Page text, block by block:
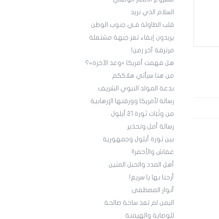
السلام الذي نريد
قلب الطاولة فـي جنوب الوطن
يريدون إبقاء تعز جبهة مشتعلة
مرتزقة آخر زمن!
هل فهمت أمريكا «وعد الآخرة»؟
من هنا سيأتي هلاككم
بدعة المولد النبوي الشريف
رسالة لأمريكا وورقتها الإرهابية
من وثَبَات ثورة 21 أيلول
رسالة أمل وتحذير
بين ثورة أيلول وجمهورية
عفاش والأحمر!!
أهل المدد والحبل المتين
أرحنا بها يا سريع!
أنوار المصطفى
اليمن لم تعد ساحة صالحة
للوصاية والهيمنة